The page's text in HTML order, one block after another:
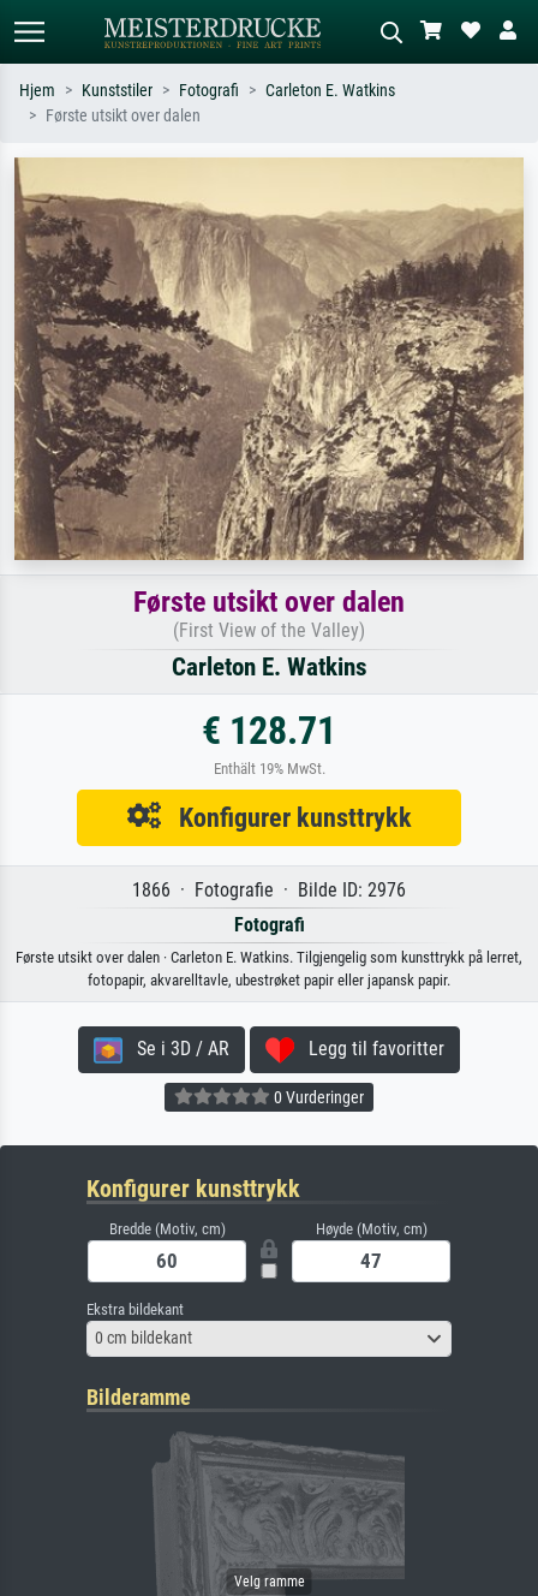
eksempel Monet, Stjernenatt,
impresjonisme, Hokusai-bølgen, akt.
eng, abstrakt med mye rødt, mørkt
oljemaleri, stående akt ved et tre.
Hjem Kunststiler Fotografi
Carleton E. Watkins
Første utsikt over dalen
Første utsikt over dalen
(First View of the Valley)
Carleton E. Watkins
€ 128.71
Enthält 19% MwSt.
Konfigurer kunsttrykk
1866 · Fotografie · Bilde ID: 2976
Fotografi
Første utsikt over dalen · Carleton E. Watkins. Tilgjengelig som kunsttrykk på lerret,
fotopapir, akvarelltavle, ubestrøket papir eller japansk papir.
Se i 3D / AR Legg til favoritter
0 Vurderinger
Konfigurer kunsttrykk
Bredde (Motiv, cm) Høyde (Motiv, cm)
Ekstra bildekant
0 cm bildekant
Bilderamme